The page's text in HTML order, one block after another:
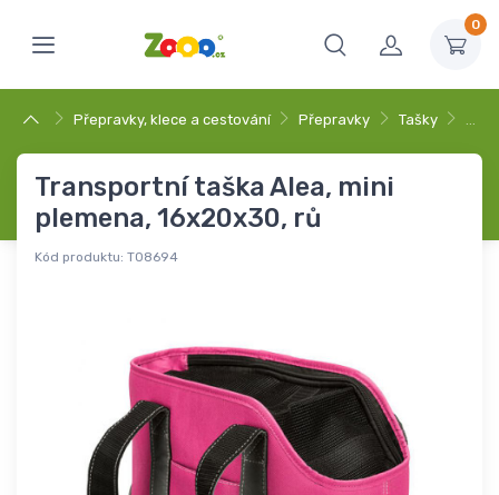
0
Přepravky, klece a cestování Přepravky Tašky …
Transportní taška Alea, mini
plemena, 16x20x30, rů
Kód produktu: T08694